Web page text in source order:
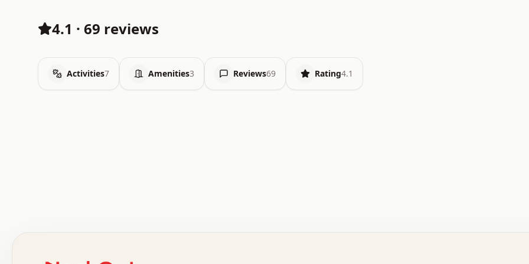
4.1 · 69 reviews
Activities7 Amenities3 Reviews69 Rating4.1